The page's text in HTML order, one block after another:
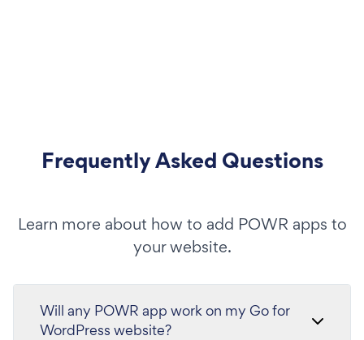
Frequently Asked Questions
Learn more about how to add POWR apps to
your website.
Will any POWR app work on my Go for
WordPress website?